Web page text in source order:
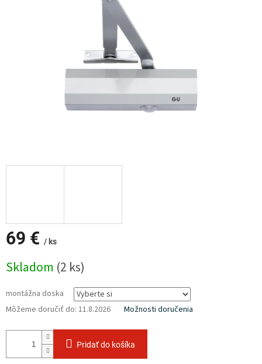
69 € / ks
cena:
Skladom (2 ks)
montážna doska
Môžeme doručiť do: 11.8.2026 Možnosti doručenia
Pridať do košíka